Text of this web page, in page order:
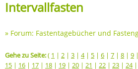
Intervallfasten
» Forum: Fastentagebücher und
Gehe zu Seite:( 1 | 2 | 3 | 4| 5 | 6 | 7 | 8 | 9 |
15 | 16 | 17 | 18 | 19 | 20 | 21 | 22 | 23 | 24|